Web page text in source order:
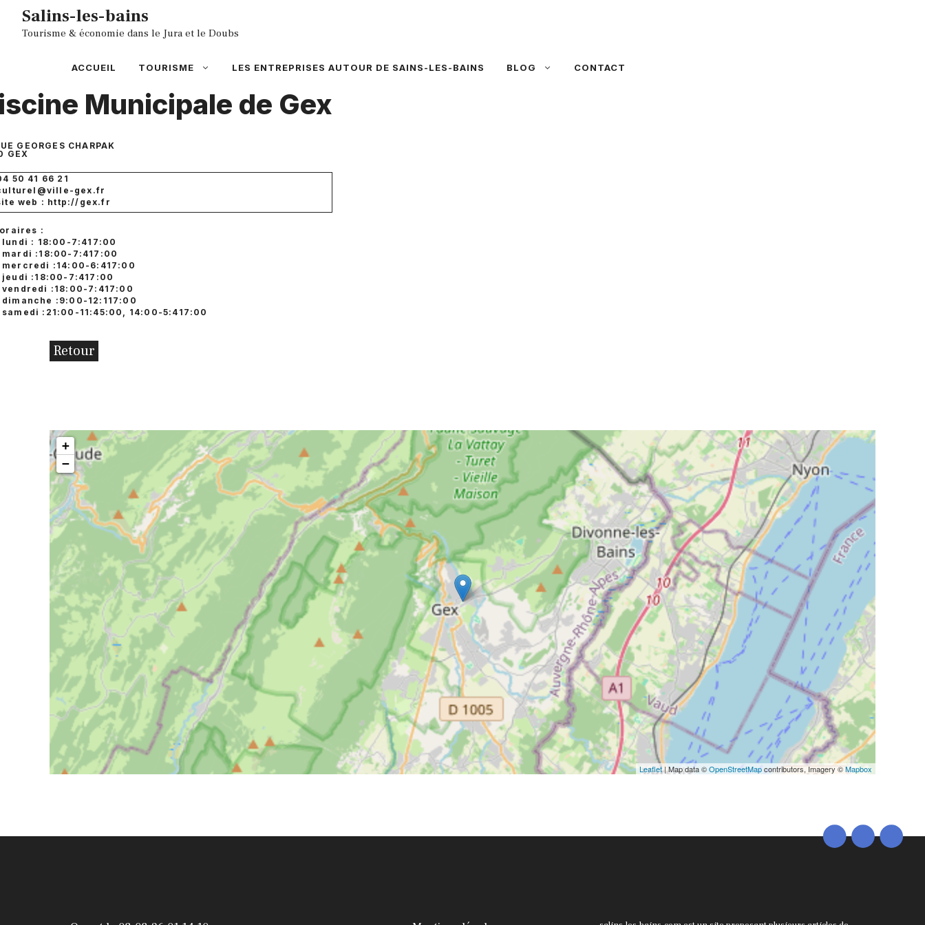
AllerSalins-les-bains
Tourisme & économie dans le Jura et le Doubs
ACCUEIL TOURISME LES ENTREPRISES AUTOUR DE SAINS-LES-BAINS BLOG CONTACT
Municipale de Gex
GEORGES CHARPAK
GEX
50 41 66 21
gex.fr
web : http://gex.fr
:
lundi : 18:00-7:417:00
mardi :18:00-7:417:00
mercredi :14:00-6:417:00
jeudi :18:00-7:417:00
vendredi :18:00-7:417:00
dimanche :9:00-12:117:00
samedi :21:00-11:45:00, 14:00-5:417:00
Retour
+
−
Leaflet| Map data ©OpenStreetMapcontributors, Imagery ©Mapbox